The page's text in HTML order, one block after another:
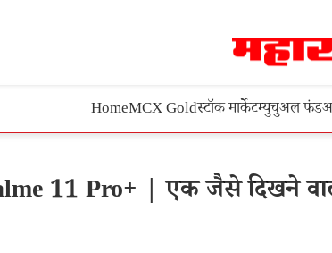
HomeMCX Goldस्टॉक मार्केटम्युचुअल फंड
11 Pro+ | एक जैसे दिखने